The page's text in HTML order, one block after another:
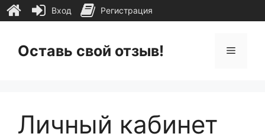
содержимому
Оставь свой отзыв! Меню
Личный кабинет
Вход Регистрация